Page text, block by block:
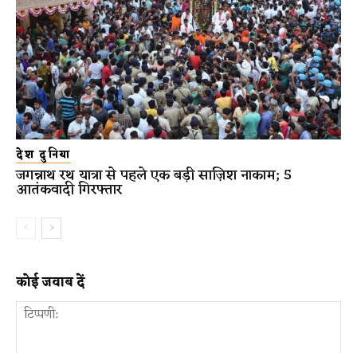
देश दुनिया
जगन्नाथ रथ यात्रा से पहले एक बड़ी साज़िश नाकाम; 5
आतंकवादी गिरफ्तार
कोई जवाब दें